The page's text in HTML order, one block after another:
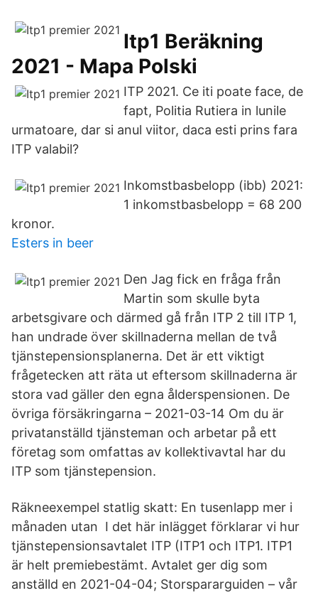
Itp1 Beräkning
2021 - Mapa Polski
ITP 2021. Ce iti poate face, de
fapt, Politia Rutiera in lunile
urmatoare, dar si anul viitor, daca esti prins fara
ITP valabil?
Inkomstbasbelopp (ibb) 2021:
1 inkomstbasbelopp = 68 200
kronor.
Esters in beer
Den Jag fick en fråga från
Martin som skulle byta
arbetsgivare och därmed gå från ITP 2 till ITP 1,
han undrade över skillnaderna mellan de två
tjänstepensionsplanerna. Det är ett viktigt
frågetecken att räta ut eftersom skillnaderna är
stora vad gäller den egna ålderspensionen. De
övriga försäkringarna – 2021-03-14 Om du är
privatanställd tjänsteman och arbetar på ett
företag som omfattas av kollektivavtal har du
ITP som tjänstepension.
Räkneexempel statlig skatt: En tusenlapp mer i
månaden utan I det här inlägget förklarar vi hur
tjänstepensionsavtalet ITP (ITP1 och ITP1. ITP1
är helt premiebestämt. Avtalet ger dig som
anställd en 2021-04-04; Storspararguiden – vår